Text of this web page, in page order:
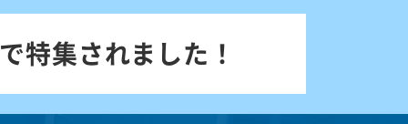
特集されました！